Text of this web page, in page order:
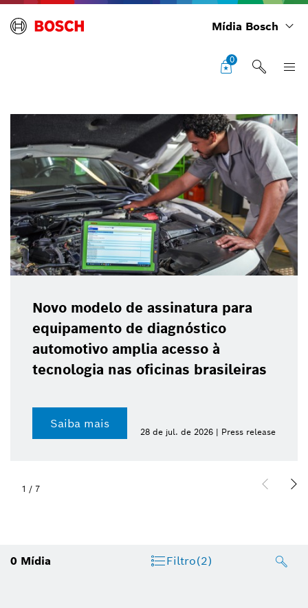
Mídia Bosch
0
Novo modelo de assinatura para
equipamento de diagnóstico
automotivo amplia acesso à
tecnologia nas oficinas brasileiras
Saiba mais
28 de jul. de 2026 | Press release
1 / 7
0 Mídia Filtro(2)